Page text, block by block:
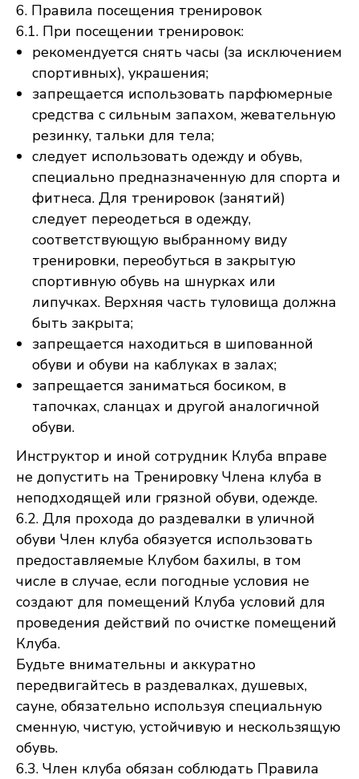
6. Правила посещения тренировок
6.1. При посещении тренировок:
рекомендуется снять часы (за исключением
спортивных), украшения;
запрещается использовать парфюмерные
средства с сильным запахом, жевательную
резинку, тальки для тела;
следует использовать одежду и обувь,
специально предназначенную для спорта и
фитнеса. Для тренировок (занятий)
следует переодеться в одежду,
соответствующую выбранному виду
тренировки, переобуться в закрытую
спортивную обувь на шнурках или
липучках. Верхняя часть туловища должна
быть закрыта;
запрещается находиться в шипованной
обуви и обуви на каблуках в залах;
запрещается заниматься босиком, в
тапочках, сланцах и другой аналогичной
обуви.
Инструктор и иной сотрудник Клуба вправе
не допустить на Тренировку Члена клуба в
неподходящей или грязной обуви, одежде.
6.2. Для прохода до раздевалки в уличной
обуви Член клуба обязуется использовать
предоставляемые Клубом бахилы, в том
числе в случае, если погодные условия не
создают для помещений Клуба условий для
проведения действий по очистке помещений
Клуба.
Будьте внимательны и аккуратно
передвигайтесь в раздевалках, душевых,
сауне, обязательно используя специальную
сменную, чистую, устойчивую и нескользящую
обувь.
6.3. Член клуба обязан соблюдать Правила